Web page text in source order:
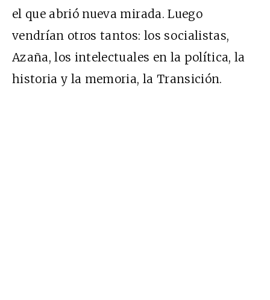
el que abrió nueva mirada. Luego
vendrían otros tantos: los socialistas,
Azaña, los intelectuales en la política, la
historia y la memoria, la Transición.